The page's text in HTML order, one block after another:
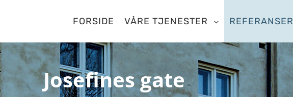
FORSIDE VÅRE TJENESTER REFERANSER
Josefines gate